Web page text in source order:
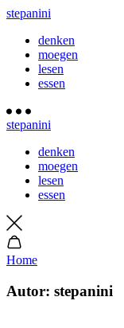
stepanini
denken
moegen
lesen
essen
stepanini
denken
moegen
lesen
essen
Home
Autor: stepanini